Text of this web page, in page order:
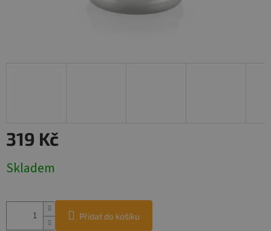
319 Kč
cena:
Skladem
Přidat do košíku